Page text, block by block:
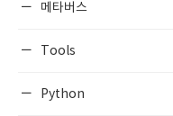
메타버스
Tools
Python